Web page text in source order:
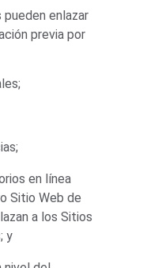
enlazar
previa por
en línea
Sitio Web de
a los Sitios
y